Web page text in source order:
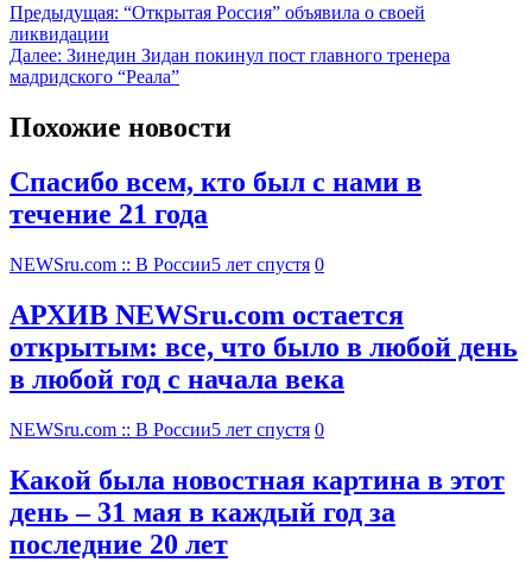
Предыдущая: “Открытая Россия” объявила о своей
ликвидации
Далее: Зинедин Зидан покинул пост главного тренера
мадридского “Реала”
Похожие новости
Спасибо всем, кто был с нами в
течение 21 года
NEWSru.com :: В России5 лет спустя 0
АРХИВ NEWSru.com остается
открытым: все, что было в любой день
в любой год с начала века
NEWSru.com :: В России5 лет спустя 0
Какой была новостная картина в этот
день – 31 мая в каждый год за
последние 20 лет